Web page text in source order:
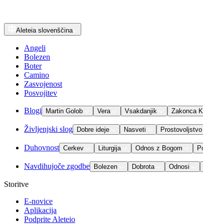
Aleteia slovenščina
Angeli
Bolezen
Boter
Camino
Zasvojenost
Posvojitev
Blogi Martin Golob Vera Vsakdanjik Zakonca
Življenjski slog Dobre ideje Nasveti Prostovoljstvo
Duhovnost Cerkev Liturgija Odnos z Bogom
Navdihujoče zgodbe Bolezen Dobrota Odnosi
Storitve
E-novice
Aplikacija
Podprite Aleteio